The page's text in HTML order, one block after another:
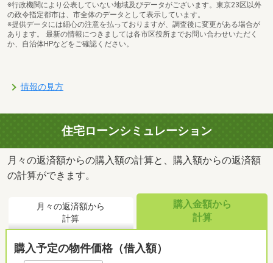
※行政機関により公表していない地域及びデータがございます。東京23区以外
の政令指定都市は、市全体のデータとして表示しています。
※提供データには細心の注意を払っておりますが、調査後に変更がある場合が
あります。 最新の情報につきましては各市区役所までお問い合わせいただく
か、自治体HPなどをご確認ください。
情報の見方
住宅ローンシミュレーション
月々の返済額からの購入額の計算と、購入額からの返済額
の計算ができます。
月々の返済額から
計算
購入金額から
計算
購入予定の物件価格（借入額）